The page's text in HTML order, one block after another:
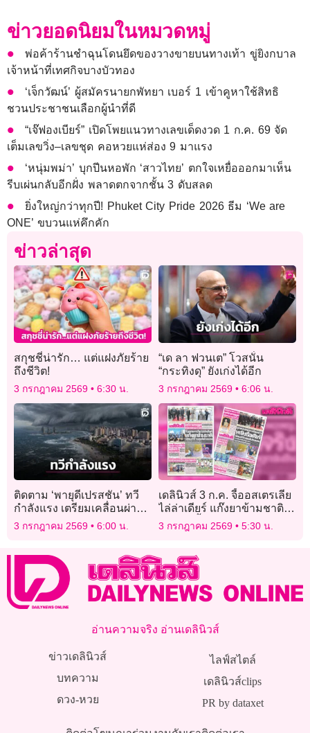
ข่าวยอดนิยมในหมวดหมู่
พ่อค้าร้านชำฉุนโดนยึดของวางขายบนทางเท้า ขู่ยิงกบาล
เจ้าหน้าที่เทศกิจบางบัวทอง
‘เจ็กวัฒน์’ ผู้สมัครนายกพัทยา เบอร์ 1 เข้าคูหาใช้สิทธิ
ชวนประชาชนเลือกผู้นำที่ดี
“เจ๊ฟองเบียร์” เปิดโพยแนวทางเลขเด็ดงวด 1 ก.ค. 69 จัด
เต็มเลขวิ่ง–เลขชุด คอหวยแห่ส่อง 9 มาแรง
‘หนุ่มพม่า’ บุกปีนหอพัก ‘สาวไทย’ ตกใจเหยื่อออกมาเห็น
รีบเผ่นกลับอีกฝั่ง พลาดตกจากชั้น 3 ดับสลด
ยิ่งใหญ่กว่าทุกปี! Phuket City Pride 2026 ธีม ‘We are
ONE’ ขบวนแห่คึกคัก
ข่าวล่าสุด
สกุชชี่น่ารัก… แต่แฝงภัยร้าย
ถึงชีวิต!
3 กรกฎาคม 2569 6:30 น.
“เด ลา ฟวนเต” โวสนั่น
“กระทิงดุ” ยังเก่งได้อีก
3 กรกฎาคม 2569 6:06 น.
ติดตาม ‘พายุดีเปรสชัน’ ทวี
กำลังแรง เตรียมเคลื่อนผ่าน
เกาะไหหลำอีก 2 วัน
3 กรกฎาคม 2569 6:00 น.
เดลินิวส์ 3 ก.ค. จี้ออสเตรเลีย
ไล่ล่าเดียร์ แก๊งยาข้ามชาติ
นัดแอร์หิ้วของส่งโรงแรม
3 กรกฎาคม 2569 5:30 น.
อ่านความจริง อ่านเดลินิวส์
ข่าวเดลินิวส์
บทความ
ดวง-หวย
ไลฟ์สไตล์
เดลินิวส์clips
PR by dataxet